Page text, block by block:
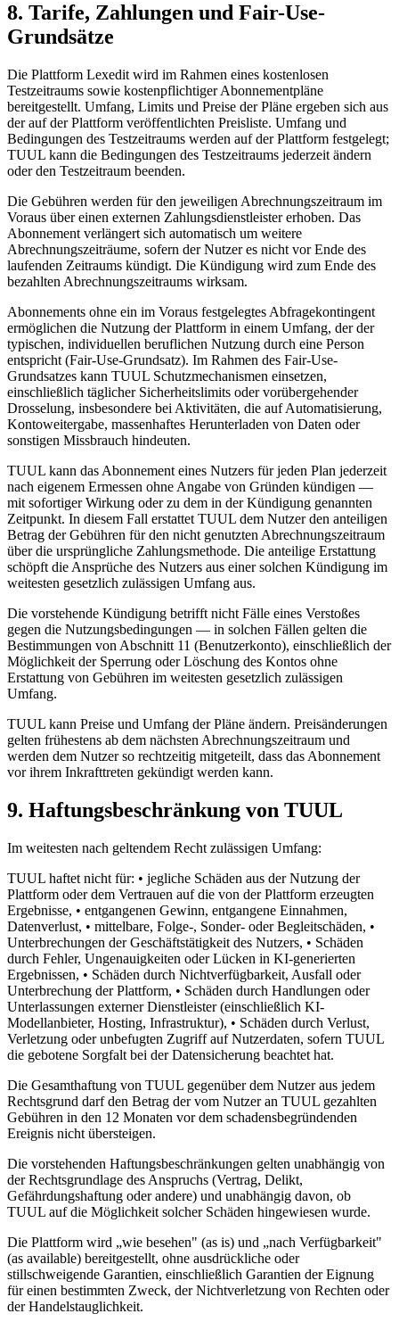
8. Tarife, Zahlungen und Fair-Use-
Grundsätze
Die Plattform Lexedit wird im Rahmen eines kostenlosen
Testzeitraums sowie kostenpflichtiger Abonnementpläne
bereitgestellt. Umfang, Limits und Preise der Pläne ergeben sich aus
der auf der Plattform veröffentlichten Preisliste. Umfang und
Bedingungen des Testzeitraums werden auf der Plattform festgelegt;
TUUL kann die Bedingungen des Testzeitraums jederzeit ändern
oder den Testzeitraum beenden.
Die Gebühren werden für den jeweiligen Abrechnungszeitraum im
Voraus über einen externen Zahlungsdienstleister erhoben. Das
Abonnement verlängert sich automatisch um weitere
Abrechnungszeiträume, sofern der Nutzer es nicht vor Ende des
laufenden Zeitraums kündigt. Die Kündigung wird zum Ende des
bezahlten Abrechnungszeitraums wirksam.
Abonnements ohne ein im Voraus festgelegtes Abfragekontingent
ermöglichen die Nutzung der Plattform in einem Umfang, der der
typischen, individuellen beruflichen Nutzung durch eine Person
entspricht (Fair-Use-Grundsatz). Im Rahmen des Fair-Use-
Grundsatzes kann TUUL Schutzmechanismen einsetzen,
einschließlich täglicher Sicherheitslimits oder vorübergehender
Drosselung, insbesondere bei Aktivitäten, die auf Automatisierung,
Kontoweitergabe, massenhaftes Herunterladen von Daten oder
sonstigen Missbrauch hindeuten.
TUUL kann das Abonnement eines Nutzers für jeden Plan jederzeit
nach eigenem Ermessen ohne Angabe von Gründen kündigen —
mit sofortiger Wirkung oder zu dem in der Kündigung genannten
Zeitpunkt. In diesem Fall erstattet TUUL dem Nutzer den anteiligen
Betrag der Gebühren für den nicht genutzten Abrechnungszeitraum
über die ursprüngliche Zahlungsmethode. Die anteilige Erstattung
schöpft die Ansprüche des Nutzers aus einer solchen Kündigung im
weitesten gesetzlich zulässigen Umfang aus.
Die vorstehende Kündigung betrifft nicht Fälle eines Verstoßes
gegen die Nutzungsbedingungen — in solchen Fällen gelten die
Bestimmungen von Abschnitt 11 (Benutzerkonto), einschließlich der
Möglichkeit der Sperrung oder Löschung des Kontos ohne
Erstattung von Gebühren im weitesten gesetzlich zulässigen
Umfang.
TUUL kann Preise und Umfang der Pläne ändern. Preisänderungen
gelten frühestens ab dem nächsten Abrechnungszeitraum und
werden dem Nutzer so rechtzeitig mitgeteilt, dass das Abonnement
vor ihrem Inkrafttreten gekündigt werden kann.
9. Haftungsbeschränkung von TUUL
Im weitesten nach geltendem Recht zulässigen Umfang:
TUUL haftet nicht für: • jegliche Schäden aus der Nutzung der
Plattform oder dem Vertrauen auf die von der Plattform erzeugten
Ergebnisse, • entgangenen Gewinn, entgangene Einnahmen,
Datenverlust, • mittelbare, Folge-, Sonder- oder Begleitschäden, •
Unterbrechungen der Geschäftstätigkeit des Nutzers, • Schäden
durch Fehler, Ungenauigkeiten oder Lücken in KI-generierten
Ergebnissen, • Schäden durch Nichtverfügbarkeit, Ausfall oder
Unterbrechung der Plattform, • Schäden durch Handlungen oder
Unterlassungen externer Dienstleister (einschließlich KI-
Modellanbieter, Hosting, Infrastruktur), • Schäden durch Verlust,
Verletzung oder unbefugten Zugriff auf Nutzerdaten, sofern TUUL
die gebotene Sorgfalt bei der Datensicherung beachtet hat.
Die Gesamthaftung von TUUL gegenüber dem Nutzer aus jedem
Rechtsgrund darf den Betrag der vom Nutzer an TUUL gezahlten
Gebühren in den 12 Monaten vor dem schadensbegründenden
Ereignis nicht übersteigen.
Die vorstehenden Haftungsbeschränkungen gelten unabhängig von
der Rechtsgrundlage des Anspruchs (Vertrag, Delikt,
Gefährdungshaftung oder andere) und unabhängig davon, ob
TUUL auf die Möglichkeit solcher Schäden hingewiesen wurde.
Die Plattform wird „wie besehen" (as is) und „nach Verfügbarkeit"
(as available) bereitgestellt, ohne ausdrückliche oder
stillschweigende Garantien, einschließlich Garantien der Eignung
für einen bestimmten Zweck, der Nichtverletzung von Rechten oder
der Handelstauglichkeit.